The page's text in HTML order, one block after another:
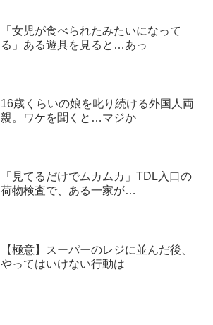
「女児が食べられたみたいになって
る」ある遊具を見ると…あっ
16歳くらいの娘を叱り続ける外国人両
親。ワケを聞くと…マジか
「見てるだけでムカムカ」TDL入口の
荷物検査で、ある一家が…
【極意】スーパーのレジに並んだ後、
やってはいけない行動は